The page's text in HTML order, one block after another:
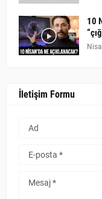
10
İletişim Formu